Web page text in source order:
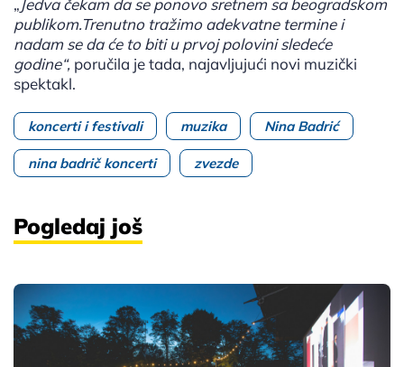
„Jedva čekam da se ponovo sretnem sa beogradskom
publikom.Trenutno tražimo adekvatne termine i
nadam se da će to biti u prvoj polovini sledeće
godine“, poručila je tada, najavljujući novi muzički
spektakl.
koncerti i festivali muzika Nina Badrić
nina badrič koncerti zvezde
Pogledaj još